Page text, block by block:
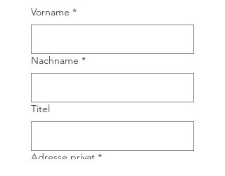
Vorname *
Nachname *
Titel
Adresse privat *